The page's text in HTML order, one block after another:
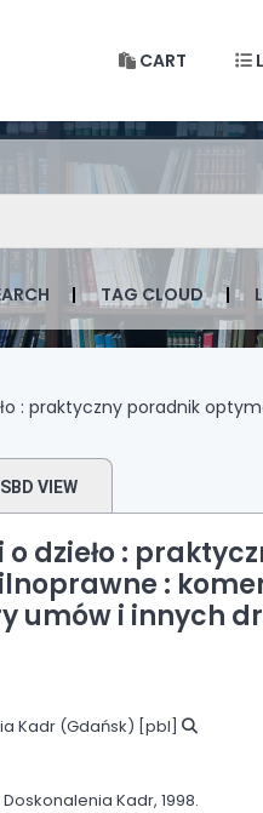
w Krakowie
CART
the catalog by
TAG CLOUD
: praktyczny poradnik
ISBD VIEW
dzieło :
:
umów i innych
Kadr (Gdańsk) [pbl]
Kadr, 1998.